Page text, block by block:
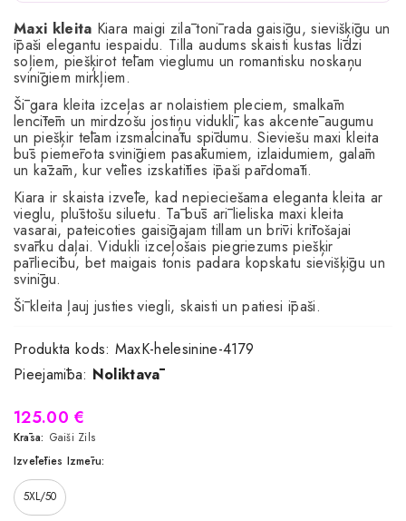
Maxi kleita Kiara maigi zilā tonī rada gaisīgu, sievišķīgu un
īpaši elegantu iespaidu. Tilla audums skaisti kustas līdzi
soļiem, piešķirot tēlam vieglumu un romantisku noskaņu
svinīgiem mirkļiem.
Šī gara kleita izceļas ar nolaistiem pleciem, smalkām
lencītēm un mirdzošu jostiņu viduklī, kas akcentē augumu
un piešķir tēlam izsmalcinātu spīdumu. Sieviešu maxi kleita
būs piemērota svinīgiem pasākumiem, izlaidumiem, galām
un kāzām, kur vēlies izskatīties īpaši pārdomāti.
Kiara ir skaista izvēle, kad nepieciešama eleganta kleita ar
vieglu, plūstošu siluetu. Tā būs arī lieliska maxi kleita
vasarai, pateicoties gaisīgajam tillam un brīvi krītošajai
svārku daļai. Vidukli izceļošais piegriezums piešķir
pārliecību, bet maigais tonis padara kopskatu sievišķīgu un
svinīgu.
Šī kleita ļauj justies viegli, skaisti un patiesi īpaši.
Produkta kods: MaxK-helesinine-4179
Pieejamība: Noliktavā
125.00 €
Krāsa: Gaiši Zils
Izvēlēties Izmēru:
5XL/50